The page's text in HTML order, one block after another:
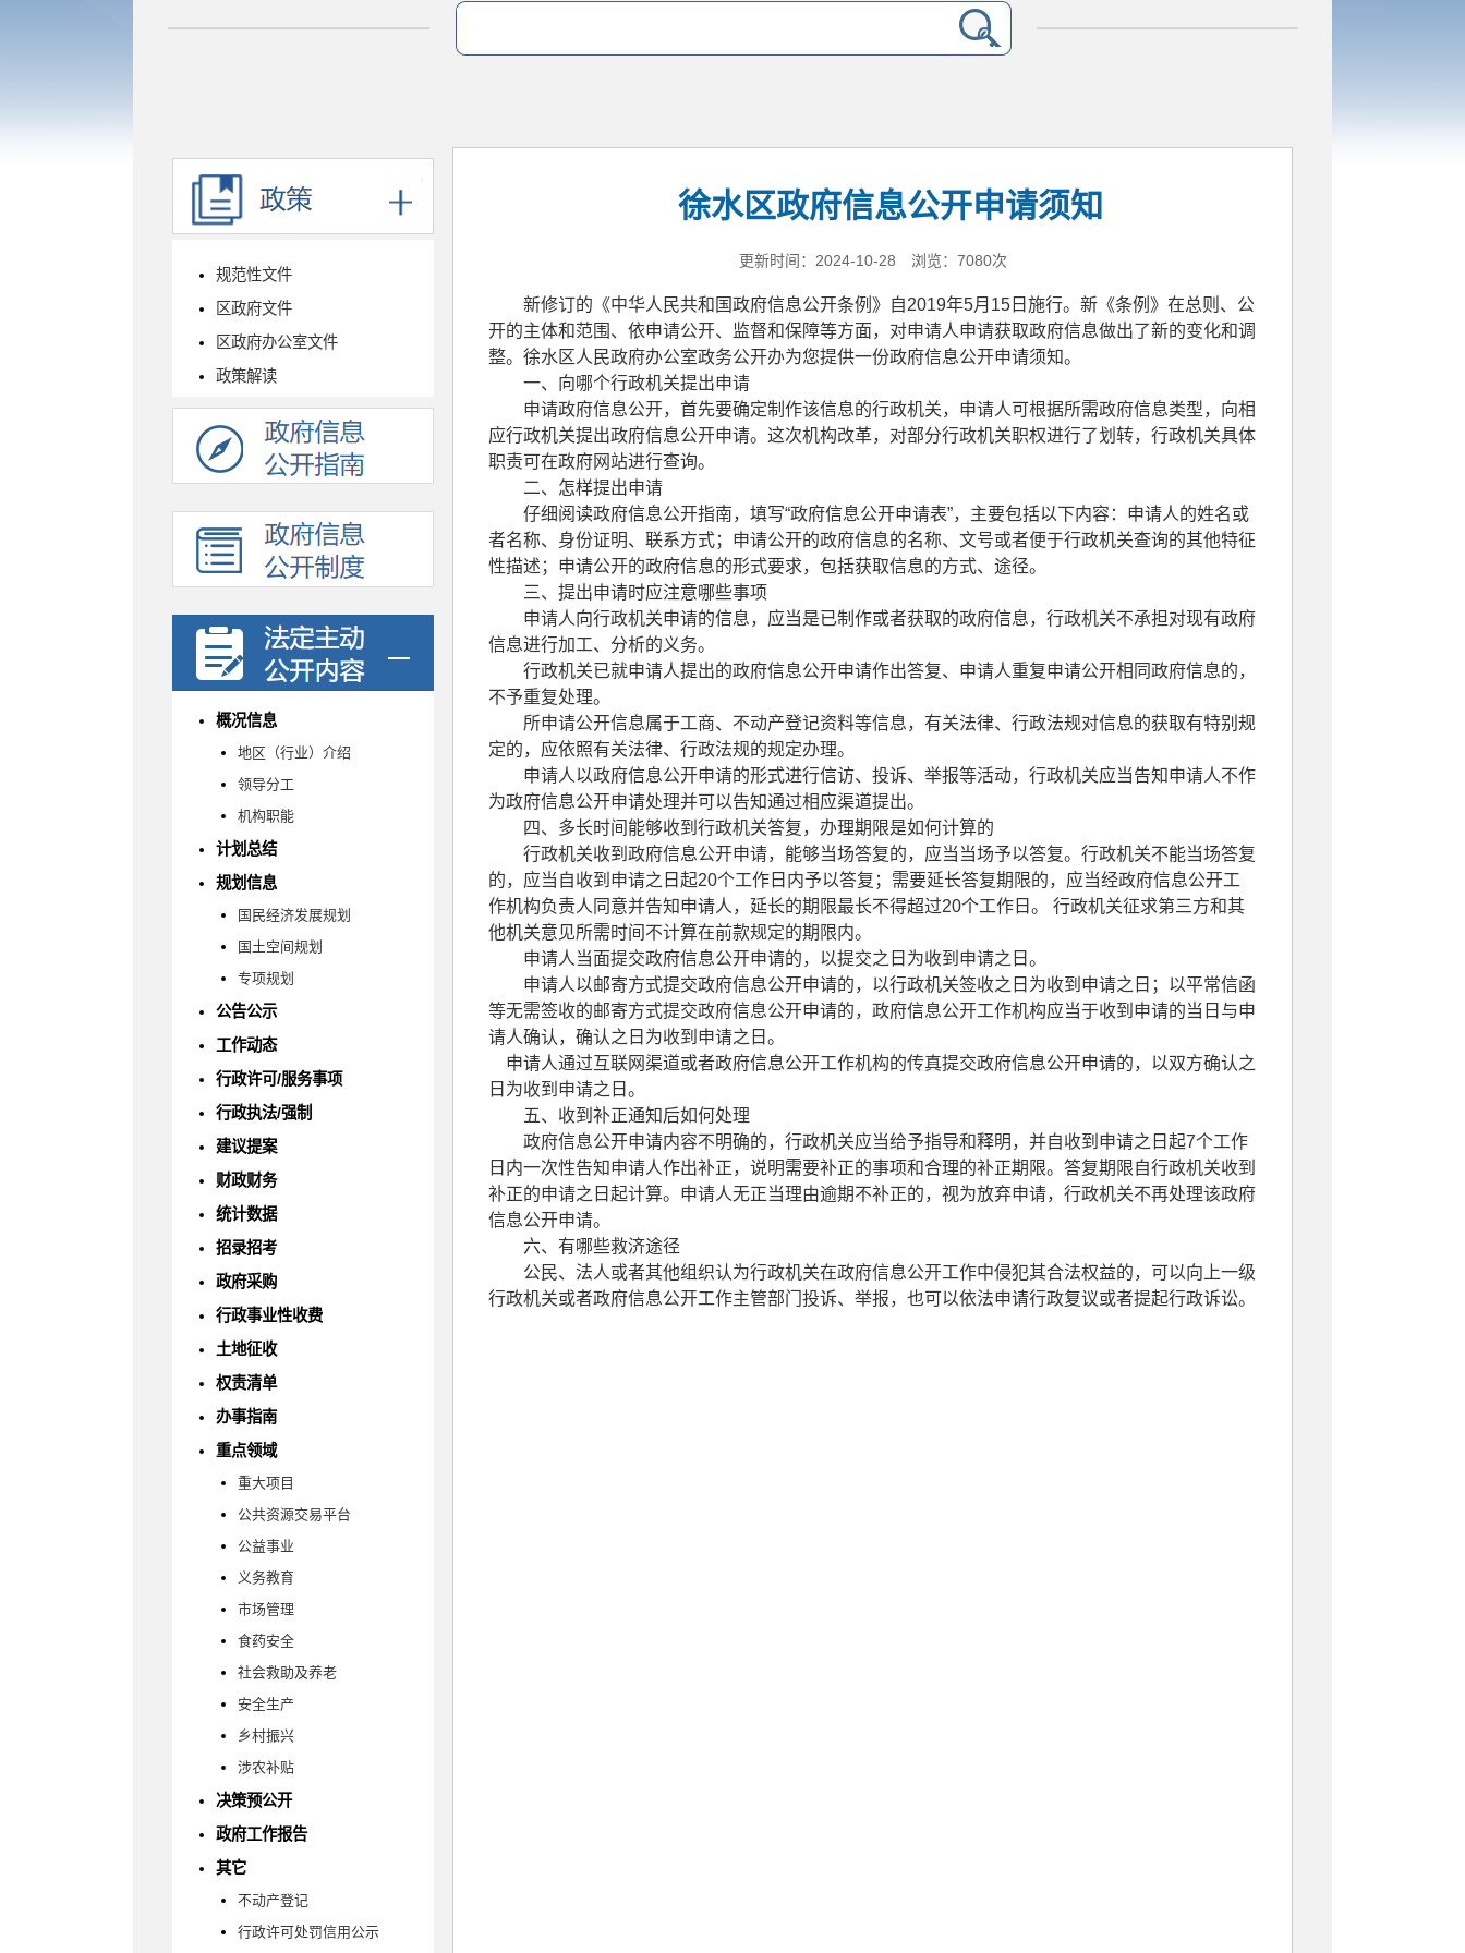
规范性文件
区政府文件
区政府办公室文件
政策解读
概况信息
地区（行业）介绍
领导分工
机构职能
计划总结
规划信息
国民经济发展规划
国土空间规划
专项规划
公告公示
工作动态
行政许可/服务事项
行政执法/强制
建议提案
财政财务
统计数据
招录招考
政府采购
行政事业性收费
土地征收
权责清单
办事指南
重点领域
重大项目
公共资源交易平台
公益事业
义务教育
市场管理
食药安全
社会救助及养老
安全生产
乡村振兴
涉农补贴
决策预公开
政府工作报告
其它
不动产登记
行政许可处罚信用公示
徐水区政府信息公开申请须知
更新时间：2024-10-28 浏览：7080次
新修订的《中华人民共和国政府信息公开条例》自2019年5月15日施行。新《条例》在总则、公
开的主体和范围、依申请公开、监督和保障等方面，对申请人申请获取政府信息做出了新的变化和调
整。徐水区人民政府办公室政务公开办为您提供一份政府信息公开申请须知。
一、向哪个行政机关提出申请
申请政府信息公开，首先要确定制作该信息的行政机关，申请人可根据所需政府信息类型，向相
应行政机关提出政府信息公开申请。这次机构改革，对部分行政机关职权进行了划转，行政机关具体
职责可在政府网站进行查询。
二、怎样提出申请
仔细阅读政府信息公开指南，填写“政府信息公开申请表”，主要包括以下内容：申请人的姓名或
者名称、身份证明、联系方式；申请公开的政府信息的名称、文号或者便于行政机关查询的其他特征
性描述；申请公开的政府信息的形式要求，包括获取信息的方式、途径。
三、提出申请时应注意哪些事项
申请人向行政机关申请的信息，应当是已制作或者获取的政府信息，行政机关不承担对现有政府
信息进行加工、分析的义务。
行政机关已就申请人提出的政府信息公开申请作出答复、申请人重复申请公开相同政府信息的，
不予重复处理。
所申请公开信息属于工商、不动产登记资料等信息，有关法律、行政法规对信息的获取有特别规
定的，应依照有关法律、行政法规的规定办理。
申请人以政府信息公开申请的形式进行信访、投诉、举报等活动，行政机关应当告知申请人不作
为政府信息公开申请处理并可以告知通过相应渠道提出。
四、多长时间能够收到行政机关答复，办理期限是如何计算的
行政机关收到政府信息公开申请，能够当场答复的，应当当场予以答复。行政机关不能当场答复
的，应当自收到申请之日起20个工作日内予以答复；需要延长答复期限的，应当经政府信息公开工
作机构负责人同意并告知申请人，延长的期限最长不得超过20个工作日。 行政机关征求第三方和其
他机关意见所需时间不计算在前款规定的期限内。
申请人当面提交政府信息公开申请的，以提交之日为收到申请之日。
申请人以邮寄方式提交政府信息公开申请的，以行政机关签收之日为收到申请之日；以平常信函
等无需签收的邮寄方式提交政府信息公开申请的，政府信息公开工作机构应当于收到申请的当日与申
请人确认，确认之日为收到申请之日。
申请人通过互联网渠道或者政府信息公开工作机构的传真提交政府信息公开申请的，以双方确认之
日为收到申请之日。
五、收到补正通知后如何处理
政府信息公开申请内容不明确的，行政机关应当给予指导和释明，并自收到申请之日起7个工作
日内一次性告知申请人作出补正，说明需要补正的事项和合理的补正期限。答复期限自行政机关收到
补正的申请之日起计算。申请人无正当理由逾期不补正的，视为放弃申请，行政机关不再处理该政府
信息公开申请。
六、有哪些救济途径
公民、法人或者其他组织认为行政机关在政府信息公开工作中侵犯其合法权益的，可以向上一级
行政机关或者政府信息公开工作主管部门投诉、举报，也可以依法申请行政复议或者提起行政诉讼。